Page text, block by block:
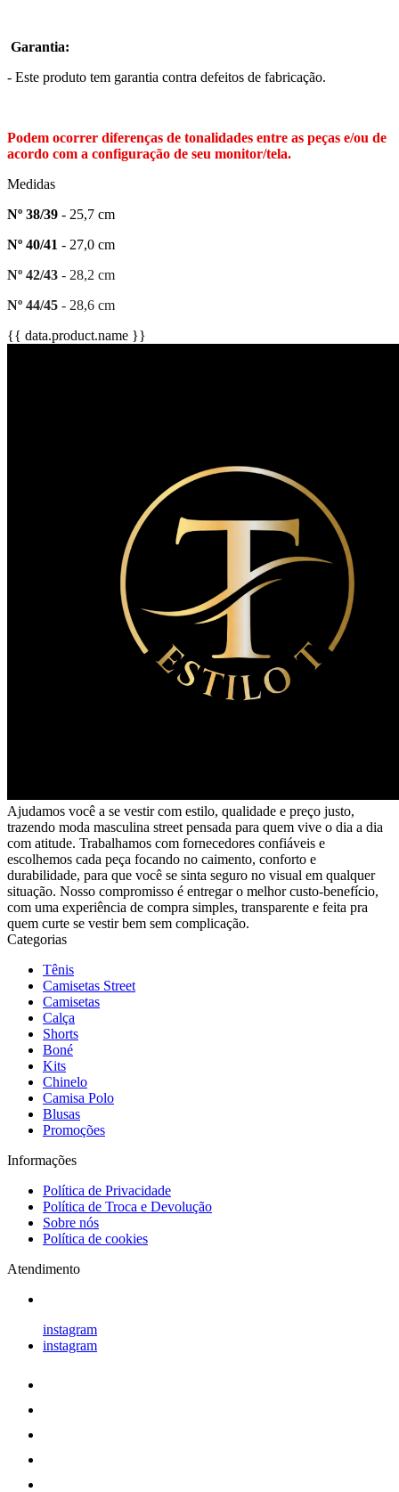
Garantia:
- Este produto tem garantia contra defeitos de fabricação.
Podem ocorrer diferenças de tonalidades entre as peças e/ou de
acordo com a configuração de seu monitor/tela.
Medidas
Nº 38/39 - 25,7 cm
Nº 40/41 - 27,0 cm
Nº 42/43 - 28,2 cm
Nº 44/45 - 28,6 cm
{{ data.product.name }}
Ajudamos você a se vestir com estilo, qualidade e preço justo,
trazendo moda masculina street pensada para quem vive o dia a dia
com atitude. Trabalhamos com fornecedores confiáveis e
escolhemos cada peça focando no caimento, conforto e
durabilidade, para que você se sinta seguro no visual em qualquer
situação. Nosso compromisso é entregar o melhor custo-benefício,
com uma experiência de compra simples, transparente e feita pra
quem curte se vestir bem sem complicação.
Categorias
Tênis
Camisetas Street
Camisetas
Calça
Shorts
Boné
Kits
Chinelo
Camisa Polo
Blusas
Promoções
Informações
Política de Privacidade
Política de Troca e Devolução
Sobre nós
Política de cookies
Atendimento
instagram
instagram